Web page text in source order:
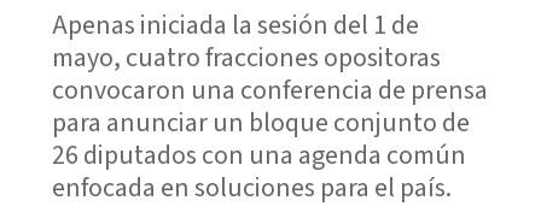
Apenas iniciada la sesión del 1 de
mayo, cuatro fracciones opositoras
convocaron una conferencia de prensa
para anunciar un bloque conjunto de
26 diputados con una agenda común
enfocada en soluciones para el país.